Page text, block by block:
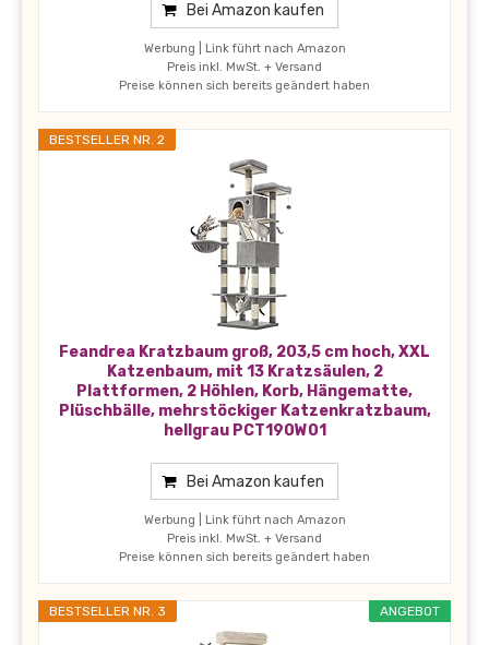
Bei Amazon kaufen
Werbung | Link führt nach Amazon
Preis inkl. MwSt. + Versand
Preise können sich bereits geändert haben
BESTSELLER NR. 2
Feandrea Kratzbaum groß, 203,5 cm hoch, XXL
Katzenbaum, mit 13 Kratzsäulen, 2
Plattformen, 2 Höhlen, Korb, Hängematte,
Plüschbälle, mehrstöckiger Katzenkratzbaum,
hellgrau PCT190W01
Bei Amazon kaufen
Werbung | Link führt nach Amazon
Preis inkl. MwSt. + Versand
Preise können sich bereits geändert haben
ANGEBOT
BESTSELLER NR. 3